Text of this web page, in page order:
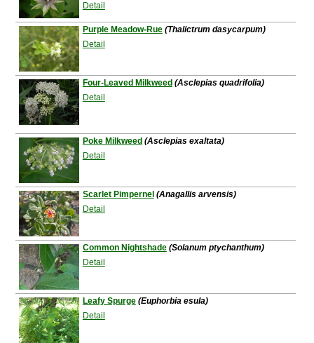
Detail
Purple Meadow-Rue (Thalictrum dasycarpum)
Detail
Four-Leaved Milkweed (Asclepias quadrifolia)
Detail
Poke Milkweed (Asclepias exaltata)
Detail
Scarlet Pimpernel (Anagallis arvensis)
Detail
Common Nightshade (Solanum ptychanthum)
Detail
Leafy Spurge (Euphorbia esula)
Detail